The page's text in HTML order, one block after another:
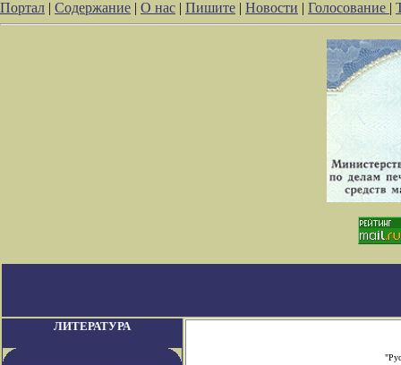
Портал | Содержание | О нас | Пишите | Новости | Голосование |
ЛИТЕРАТУРА